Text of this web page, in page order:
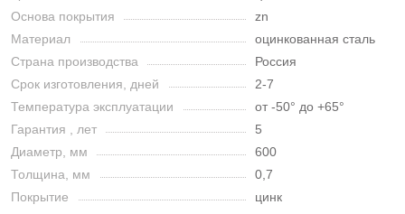
Основа покрытия
zn
Материал
оцинкованная сталь
Страна производства
Россия
Срок изготовления, дней
2-7
Температура эксплуатации
от -50° до +65°
Гарантия , лет
5
Диаметр, мм
600
Толщина, мм
0,7
Покрытие
цинк